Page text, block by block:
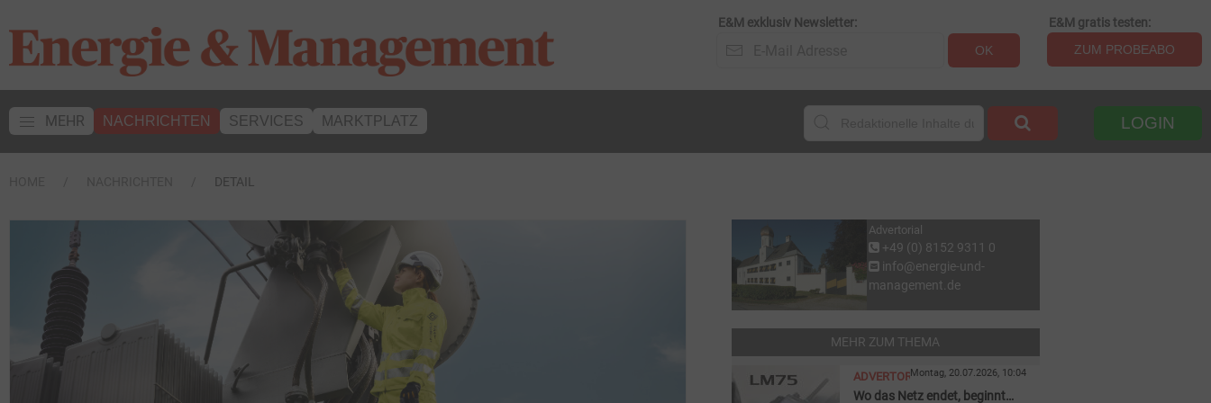
E&M exklusiv Newsletter:
OK
E&M gratis testen:
ZUM PROBEABO
MEHR NACHRICHTEN SERVICES MARKTPLATZ LOGIN
DETAIL
Advertorial
+49 (0) 8152 9311 0
info@energie-und-
management.de
MEHR ZUM THEMA
ADVERTORIALMontag, 20.07.2026, 10:04
Wo das Netz endet, beginnt